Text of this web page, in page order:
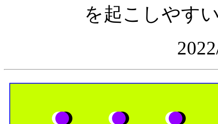
を起こしやす